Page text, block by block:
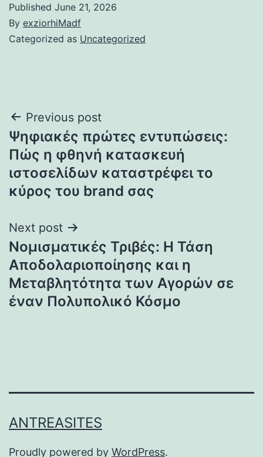
Published June 21, 2026
By exziorhiMadf
Categorized as Uncategorized
Post
navigation
Previous post
Ψηφιακές πρώτες εντυπώσεις:
Πώς η φθηνή κατασκευή
ιστοσελίδων καταστρέφει το
κύρος του brand σας
Next post
Νομισματικές Τριβές: Η Τάση
Αποδολαριοποίησης και η
Μεταβλητότητα των Αγορών σε
έναν Πολυπολικό Κόσμο
ANTREASITES
Proudly powered by WordPress.